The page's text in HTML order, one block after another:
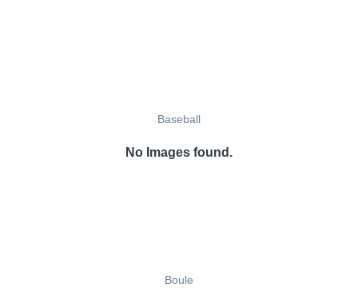
Baseball
No Images found.
Boule